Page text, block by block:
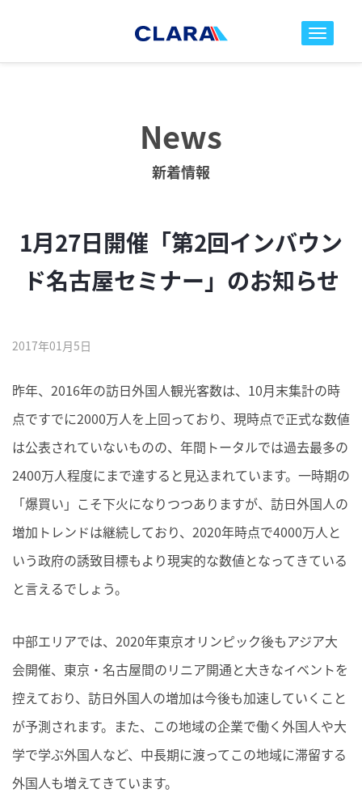
toggle
News
新着情報
1月27日開催「第2回インバウン
ド名古屋セミナー」のお知らせ
2017年01月5日
昨年、2016年の訪日外国人観光客数は、10月末集計の時
点ですでに2000万人を上回っており、現時点で正式な数値
は公表されていないものの、年間トータルでは過去最多の
2400万人程度にまで達すると見込まれています。一時期の
「爆買い」こそ下火になりつつありますが、訪日外国人の
増加トレンドは継続しており、2020年時点で4000万人と
いう政府の誘致目標もより現実的な数値となってきている
と言えるでしょう。
中部エリアでは、2020年東京オリンピック後もアジア大
会開催、東京・名古屋間のリニア開通と大きなイベントを
控えており、訪日外国人の増加は今後も加速していくこと
が予測されます。また、この地域の企業で働く外国人や大
学で学ぶ外国人など、中長期に渡ってこの地域に滞留する
外国人も増えてきています。